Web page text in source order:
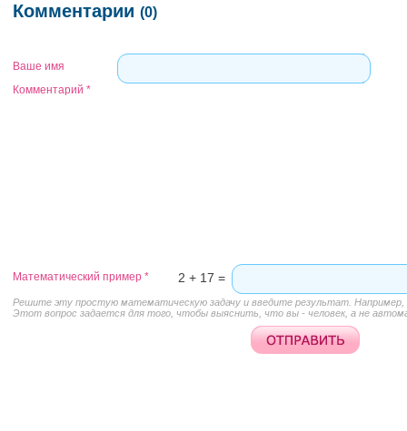
Комментарии (0)
Ваше имя
Комментарий *
Этот вопрос задается для того, чтобы выяснить, что вы - человек, а не
Математический пример * 2 + 17 =
Решите эту простую математическую задачу и введите результат. Например,